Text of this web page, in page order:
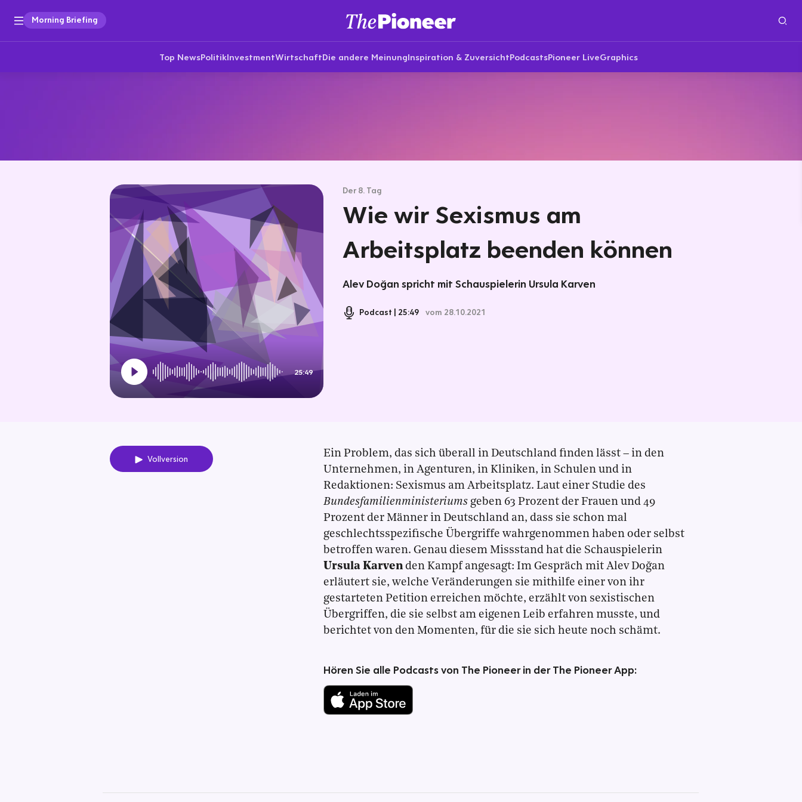
Morning Briefing
Top NewsPolitikInvestmentWirtschaftDie andere MeinungInspiration & ZuversichtPodcastsPioneer LiveGraphics
25:49
Der 8. Tag
Wie wir Sexismus am
Arbeitsplatz beenden können
Alev Doğan spricht mit Schauspielerin Ursula Karven
Podcast 25:49 vom 28.10.2021
Vollversion
Ein Problem, das sich überall in Deutschland finden lässt – in den
Unternehmen, in Agenturen, in Kliniken, in Schulen und in
Redaktionen: Sexismus am Arbeitsplatz. Laut einer Studie des
Bundesfamilienministeriums geben 63 Prozent der Frauen und 49
Prozent der Männer in Deutschland an, dass sie schon mal
geschlechtsspezifische Übergriffe wahrgenommen haben oder selbst
betroffen waren. Genau diesem Missstand hat die Schauspielerin
Ursula Karvenden Kampf angesagt: Im Gespräch mit Alev Doğan
erläutert sie, welche Veränderungen sie mithilfe einer von ihr
gestarteten Petition erreichen möchte, erzählt von sexistischen
Übergriffen, die sie selbst am eigenen Leib erfahren musste, und
berichtet von den Momenten, für die sie sich heute noch schämt.
Hören Sie alle Podcasts von The Pioneer in der The Pioneer App: